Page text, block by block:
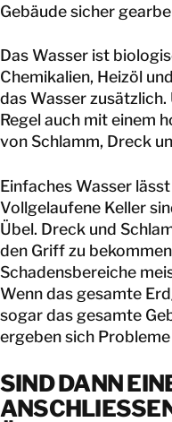
Gebäude sicher
Das Wasser ist
Chemikalien, Heizöl
das Wasser
Regel auch mit einem
von Schlamm, Dreck
Einfaches Wasser
Vollgelaufene Keller
Übel. Dreck und
den Griff zu
Schadensbereiche
Wenn das gesamte
sogar das gesamte
ergeben sich
SIND DANN